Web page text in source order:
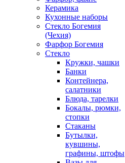
Керамика
Кухонные наборы
Стекло Богемия
(Чехия)
Фарфор Богемия
Стекло
Кружки, чашки
Банки
Контейнера,
салатники
Блюда, тарелки
Бокалы, рюмки,
стопки
Стаканы
Бутылки,
кувшины,
графины, штофы